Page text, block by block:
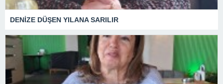
DENİZE DÜŞEN YILANA SARILIR